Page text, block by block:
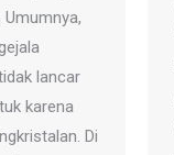
lancar
karena
Di